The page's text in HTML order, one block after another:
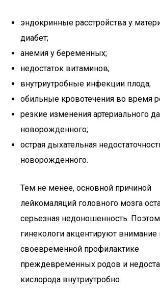
эндокринные расстройства у
диабет;
анемия у беременных;
недостаток витаминов;
внутриутробные инфекции плода;
обильные кровотечения во время
резкие изменения артериального
новорожденного;
острая дыхательная
новорожденного.
Тем не менее, основной причиной
лейкомаляций головного мозга
серьезная недоношенность.
гинекологи акцентируют внимание
своевременной профилактике
преждевременных родов и
кислорода внутриутробно.